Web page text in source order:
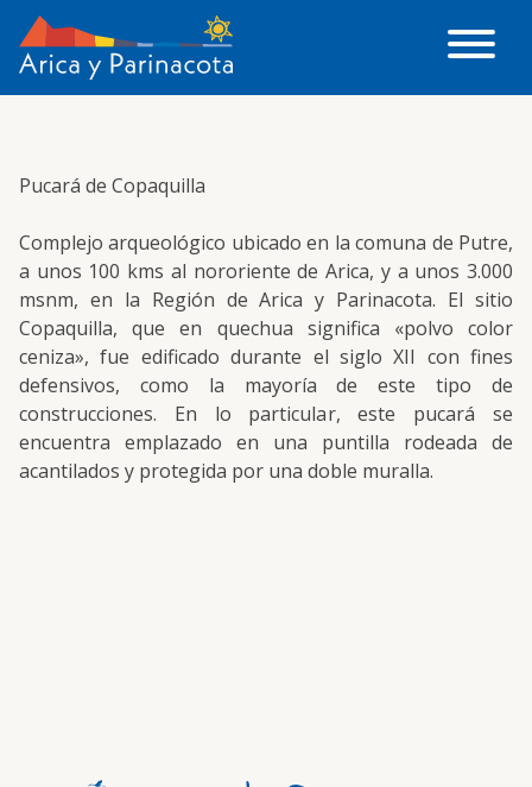
Pucará de Copaquilla
Complejo arqueológico ubicado en la comuna de Putre,
a unos 100 kms al nororiente de Arica, y a unos 3.000
msnm, en la Región de Arica y Parinacota. El sitio
Copaquilla, que en quechua significa «polvo color
ceniza», fue edificado durante el siglo XII con fines
defensivos, como la mayoría de este tipo de
construcciones. En lo particular, este pucará se
encuentra emplazado en una puntilla rodeada de
acantilados y protegida por una doble muralla.